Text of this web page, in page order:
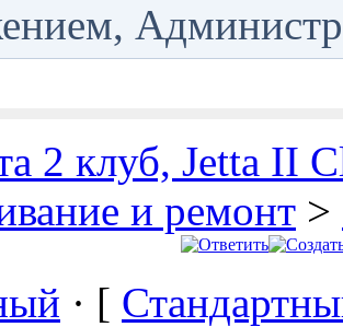
2 клуб, Jetta II
и ремонт >
· [